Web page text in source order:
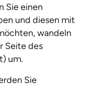
Sie einen
und diesen mit
wandeln
Seite des
um.
Sie